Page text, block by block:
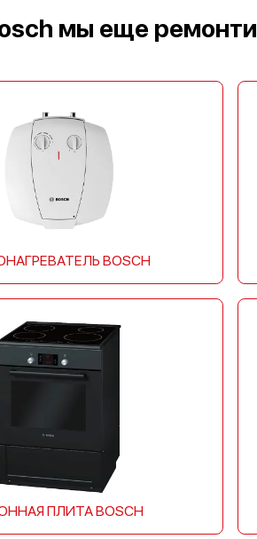
мы еще
BOSCH
ПЛИТА BOSCH